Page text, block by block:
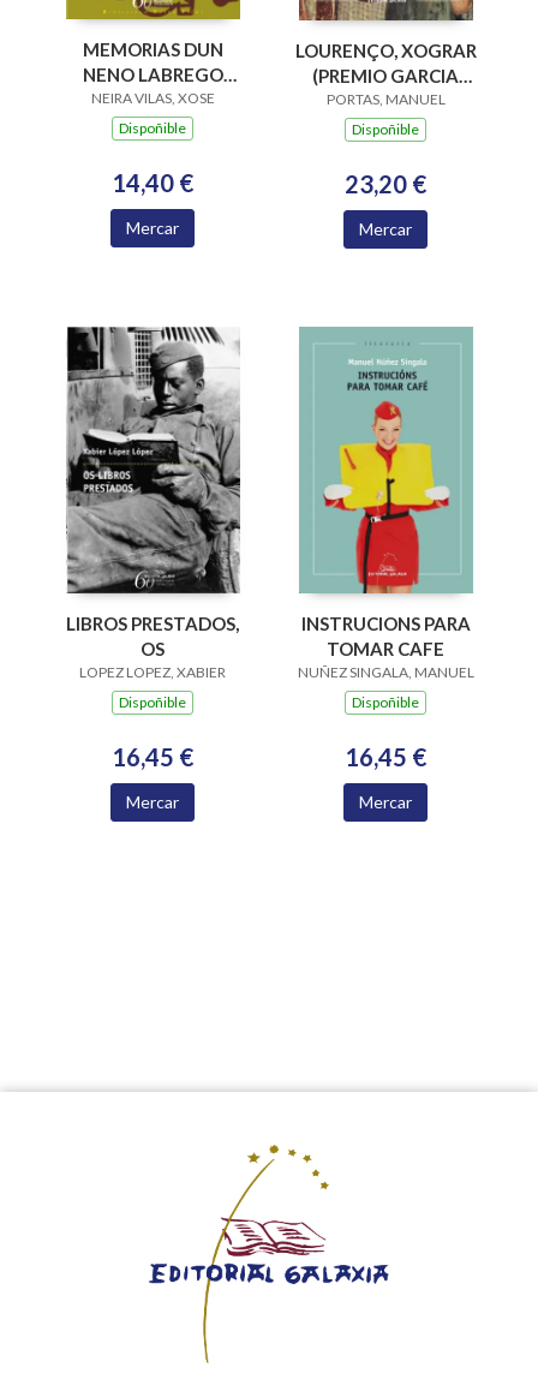
MEMORIAS DUN
NENO LABREGO
(B.N.VILAS)
NEIRA VILAS, XOSE
Dispoñible
14,40 €
Mercar
LOURENÇO, XOGRAR
(PREMIO GARCIA
BARROS 2015)
PORTAS, MANUEL
Dispoñible
23,20 €
Mercar
LIBROS PRESTADOS,
OS
LOPEZ LOPEZ, XABIER
Dispoñible
16,45 €
Mercar
INSTRUCIONS PARA
TOMAR CAFE
NUÑEZ SINGALA, MANUEL
Dispoñible
16,45 €
Mercar